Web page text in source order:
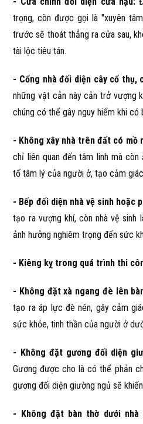
trọng, còn được gọi là "xuyên
trước sẽ thoát thẳng ra cửa sau,
tài lộc tiêu tán.
- Cổng nhà đối diện cây cổ thụ,
những vật cản này cản trở vượng
chúng có thể gây nguy hiểm khi có
- Không xây nhà trên đất có mồ
chỉ liên quan đến tâm linh mà
tố tâm lý của người ở, tạo cảm
- Bếp đối diện nhà vệ sinh hoặc
tạo ra vượng khí, còn nhà vệ sinh
ảnh hưởng nghiêm trọng đến sức
- Kiêng kỵ trong quá trình thi
- Không đặt xà ngang đè lên
tạo ra áp lực đè nén, gây cảm
sức khỏe, tinh thần của người ở
- Không đặt gương đối diện
Gương được cho là có thể phản
gương đối diện giường ngủ sẽ
- Không đặt bàn thờ dưới nhà